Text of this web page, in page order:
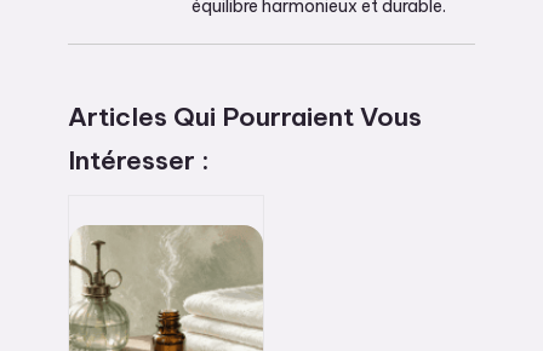
équilibre harmonieux et durable.
Articles Qui Pourraient Vous
Intéresser :